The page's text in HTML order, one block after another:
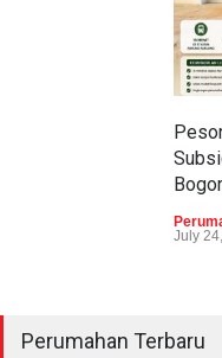
Bogor
July
Perumahan Terbaru